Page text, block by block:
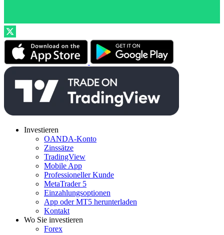
Investieren
OANDA-Konto
Zinssätze
TradingView
Mobile App
Professioneller Kunde
MetaTrader 5
Einzahlungsoptionen
App oder MT5 herunterladen
Kontakt
Wo Sie investieren
Forex